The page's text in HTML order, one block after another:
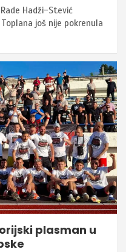
Hadži-Stević
još nije pokrenula
plasman u